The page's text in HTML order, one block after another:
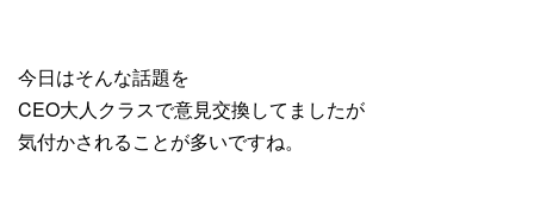
今日はそんな話題を
CEO大人クラスで意見交換してましたが
気付かされることが多いですね。